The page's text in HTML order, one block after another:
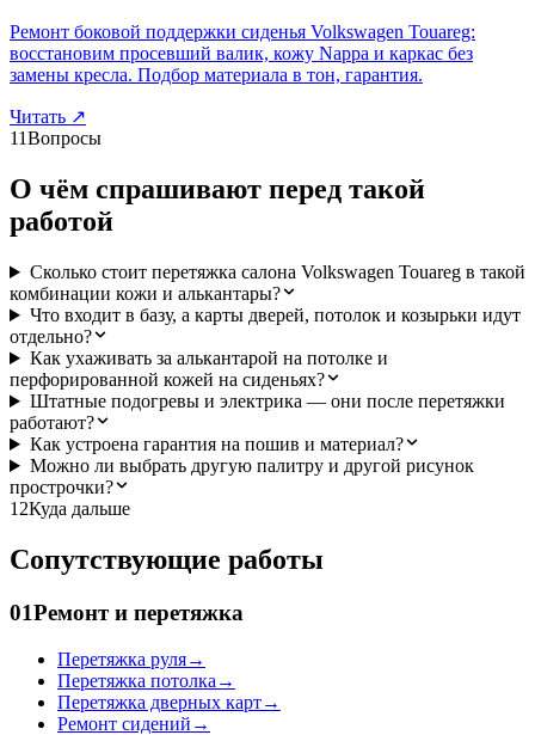
Ремонт боковой поддержки сиденья Volkswagen Touareg:
восстановим просевший валик, кожу Nappa и каркас без
замены кресла. Подбор материала в тон, гарантия.
Читать ↗
11Вопросы
О чём спрашивают перед такой
работой
Сколько стоит перетяжка салона Volkswagen Touareg в такой
комбинации кожи и алькантары?
Что входит в базу, а карты дверей, потолок и козырьки идут
отдельно?
Как ухаживать за алькантарой на потолке и
перфорированной кожей на сиденьях?
Штатные подогревы и электрика — они после перетяжки
работают?
Как устроена гарантия на пошив и материал?
Можно ли выбрать другую палитру и другой рисунок
прострочки?
12Куда дальше
Сопутствующие работы
01Ремонт и перетяжка
Перетяжка руля→
Перетяжка потолка →
Перетяжка дверных карт→
Ремонт сидений →